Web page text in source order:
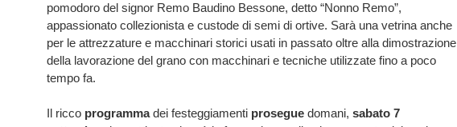
pomodoro del signor Remo Baudino Bessone, detto “Nonno Remo”,
appassionato collezionista e custode di semi di ortive. Sarà una vetrina anche
per le attrezzature e macchinari storici usati in passato oltre alla dimostrazione
della lavorazione del grano con macchinari e tecniche utilizzate fino a poco
tempo fa.
Il ricco programmadei festeggiamenti prosegue domani, sabato 7